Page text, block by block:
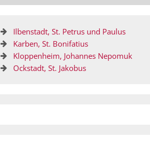
Ilbenstadt, St. Petrus und Paulus
Karben, St. Bonifatius
Kloppenheim, Johannes Nepomuk
Ockstadt, St. Jakobus